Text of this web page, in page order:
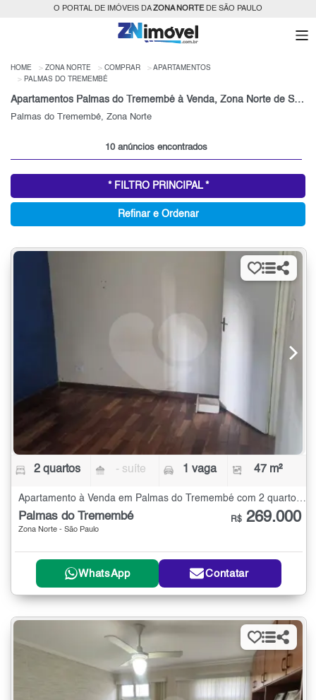
O PORTAL DE IMÓVEIS DAZONA NORTEDE SÃO PAULO
HOME ZONA NORTE COMPRAR
APARTAMENTOS
PALMAS DO TREMEMBÉ
Apartamentos Palmas do Tremembé à Venda, Zona Norte de São Paulo, SP
Palmas do Tremembé, Zona Norte
10 anúncios encontrados
* FILTRO PRINCIPAL *
Refinar e Ordenar
2 quartos - suíte 1 vaga 47 m²
Apartamento à Venda em Palmas do Tremembé com 2 quartos - 47 m²
Palmas do Tremembé
Zona Norte - São Paulo
R$ 269.000
WhatsApp Contatar